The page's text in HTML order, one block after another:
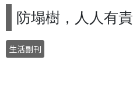
防塌樹，人人有責
生活副刊